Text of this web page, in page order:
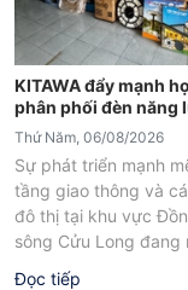
KITAWA đẩy mạnh
phân phối đèn năng
mặt trời An Giang
Thứ Năm, 06/08/2026
Sự phát triển mạnh
tầng giao thông và
đô thị tại khu vực
sông Cửu Long đang
Đọc tiếp